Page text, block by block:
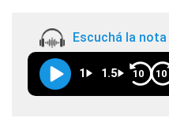
Escuchá la
1 1.5 10 10